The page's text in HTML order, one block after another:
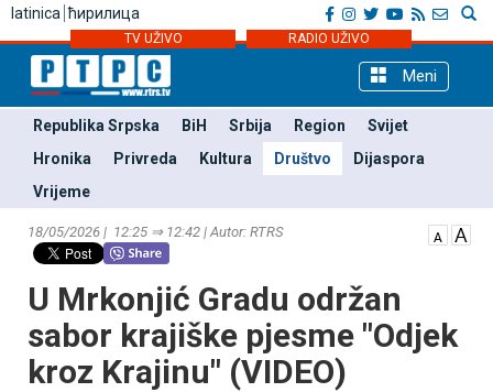
latinica ћирилица
TV UŽIVO RADIO UŽIVO
Meni
Republika Srpska BiH Srbija Region
Svijet
Hronika
Privreda Kultura Društvo
Dijaspora
Vrijeme
18/05/2026 | 12:25 ⇒ 12:42 | Autor: RTRS
U Mrkonjić Gradu održan
sabor krajiške pjesme "Odjek
kroz Krajinu" (VIDEO)